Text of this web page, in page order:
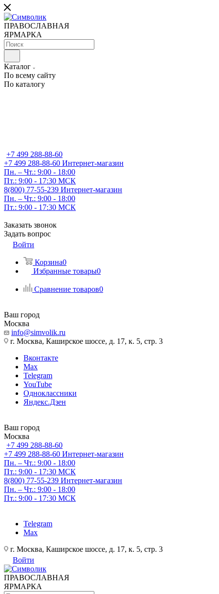
ПРАВОСЛАВНАЯ
ЯРМАРКА
Каталог
По всему сайту
По каталогу
+7 499 288-88-60
+7 499 288-88-60 Интернет-магазин
Пн. – Чт.: 9:00 - 18:00
Пт.: 9:00 - 17:30 МСК
8(800) 77-55-239 Интернет-магазин
Пн. – Чт.: 9:00 - 18:00
Пт.: 9:00 - 17:30 МСК
Заказать звонок
Задать вопрос
Войти
Корзина0
Избранные товары0
Сравнение товаров0
Ваш город
Москва
info@simvolik.ru
г. Москва, Каширское шоссе, д. 17, к. 5, стр. 3
Вконтакте
Max
Telegram
YouTube
Одноклассники
Яндекс.Дзен
Ваш город
Москва
+7 499 288-88-60
+7 499 288-88-60 Интернет-магазин
Пн. – Чт.: 9:00 - 18:00
Пт.: 9:00 - 17:30 МСК
8(800) 77-55-239 Интернет-магазин
Пн. – Чт.: 9:00 - 18:00
Пт.: 9:00 - 17:30 МСК
Telegram
Max
г. Москва, Каширское шоссе, д. 17, к. 5, стр. 3
Войти
ПРАВОСЛАВНАЯ
ЯРМАРКА